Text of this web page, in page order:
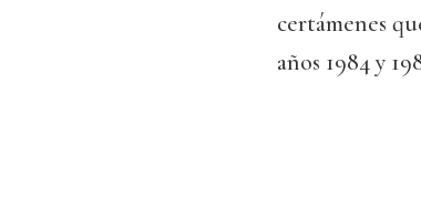
certámenes
años 1984 y